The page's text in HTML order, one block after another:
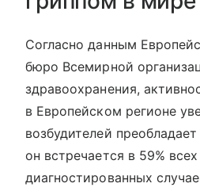
Согласно данным
бюро Всемирной
здравоохранения,
в Европейском регионе
возбудителей
он встречается в 59% всех
диагностированных